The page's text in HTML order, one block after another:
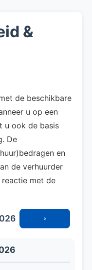
&
de beschikbare
u op een
u ook de basis
De
en
de verhuurder
met de
›